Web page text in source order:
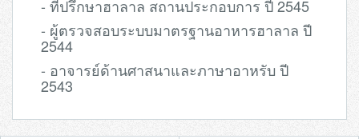
- ที่ปรึกษาฮาลาล สถานประกอบการ ปี 2545
- ผู้ตรวจสอบระบบมาตรฐานอาหารฮาลาล ปี
2544
- อาจารย์ด้านศาสนาและภาษาอาหรับ ปี
2543